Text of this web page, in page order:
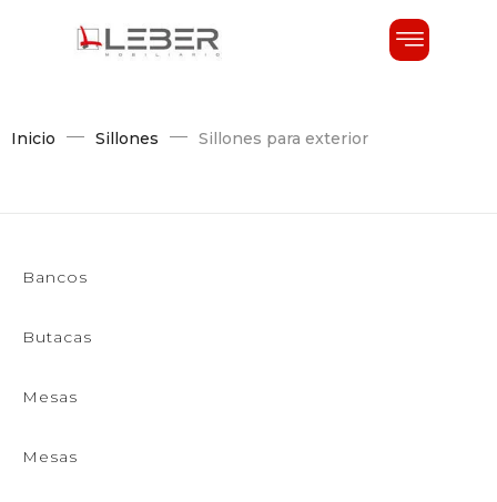
Inicio Sillones Sillones para exterior
Bancos
Butacas
Mesas
Mesas